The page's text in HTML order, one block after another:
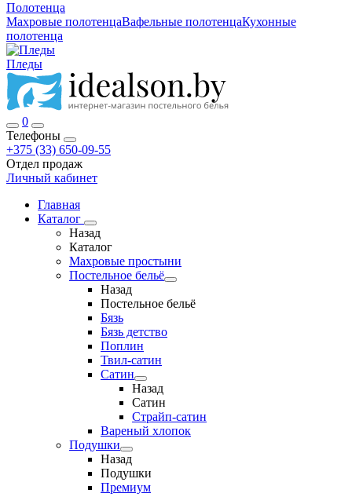
Полотенца
Махровые полотенцаВафельные полотенцаКухонные
полотенца
Пледы
0
Телефоны
+375 (33) 650-09-55
Отдел продаж
Личный кабинет
Главная
Каталог
Назад
Каталог
Махровые простыни
Постельное бельё
Назад
Постельное бельё
Бязь
Бязь детство
Поплин
Твил-сатин
Сатин
Назад
Сатин
Страйп-сатин
Вареный хлопок
Подушки
Назад
Подушки
Премиум